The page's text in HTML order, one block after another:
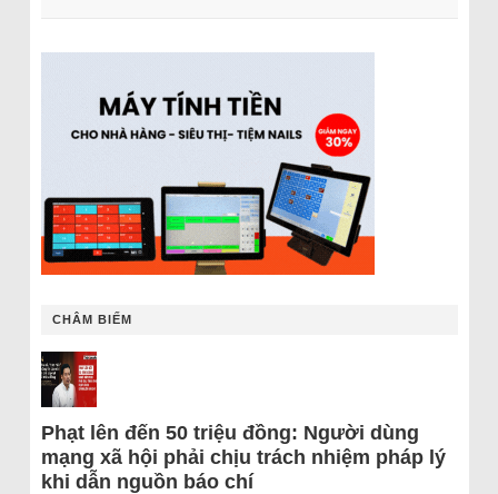
CHÂM BIẾM
Phạt lên đến 50 triệu đồng: Người dùng
mạng xã hội phải chịu trách nhiệm pháp lý
khi dẫn nguồn báo chí